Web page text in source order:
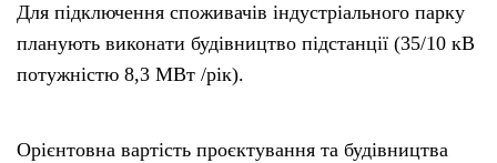
Для підключення споживачів індустріального парку
планують виконати будівництво підстанції (35/10 кВ
потужністю 8,3 МВт /рік).
Орієнтовна вартість проєктування та будівництва